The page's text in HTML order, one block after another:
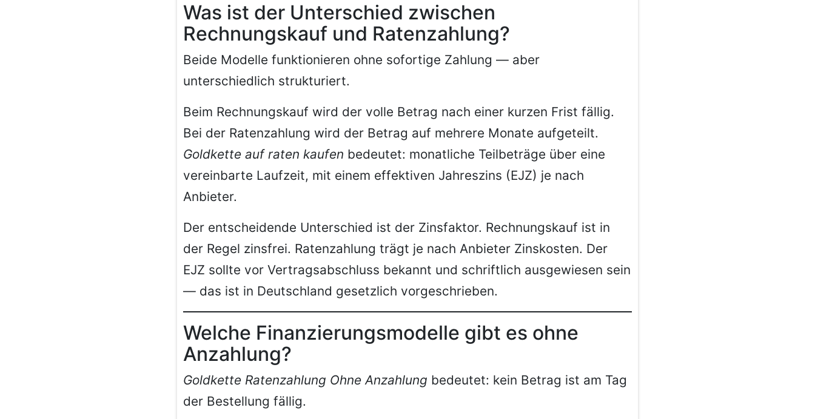
Was ist der Unterschied zwischen
Rechnungskauf und Ratenzahlung?
Beide Modelle funktionieren ohne sofortige Zahlung — aber
unterschiedlich strukturiert.
Beim Rechnungskauf wird der volle Betrag nach einer kurzen Frist fällig.
Bei der Ratenzahlung wird der Betrag auf mehrere Monate aufgeteilt.
Goldkette auf raten kaufen bedeutet: monatliche Teilbeträge über eine
vereinbarte Laufzeit, mit einem effektiven Jahreszins (EJZ) je nach
Anbieter.
Der entscheidende Unterschied ist der Zinsfaktor. Rechnungskauf ist in
der Regel zinsfrei. Ratenzahlung trägt je nach Anbieter Zinskosten. Der
EJZ sollte vor Vertragsabschluss bekannt und schriftlich ausgewiesen sein
— das ist in Deutschland gesetzlich vorgeschrieben.
Welche Finanzierungsmodelle gibt es ohne
Anzahlung?
Goldkette Ratenzahlung Ohne Anzahlung bedeutet: kein Betrag ist am Tag
der Bestellung fällig.